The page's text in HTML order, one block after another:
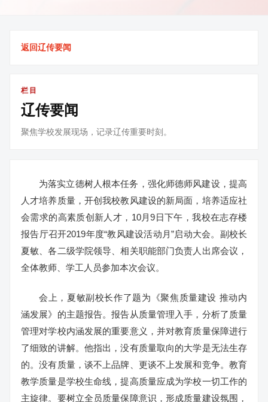
返回辽传要闻
栏目
辽传要闻
聚焦学校发展现场，记录辽传重要时刻。
为落实立德树人根本任务，强化师德师风建设，提高
人才培养质量，开创我校教风建设的新局面，培养适应社
会需求的高素质创新人才，10月9日下午，我校在志存楼
报告厅召开2019年度“教风建设活动月”启动大会。副校长
夏敏、各二级学院领导、相关职能部门负责人出席会议，
全体教师、学工人员参加本次会议。
会上，夏敏副校长作了题为《聚焦质量建设 推动内
涵发展》的主题报告。报告从质量管理入手，分析了质量
管理对学校内涵发展的重要意义，并对教育质量保障进行
了细致的讲解。他指出，没有质量取向的大学是无法生存
的。没有质量，谈不上品牌、更谈不上发展和竞争。教育
教学质量是学校生命线，提高质量应成为学校一切工作的
主旋律。要树立全员质量保障意识，形成质量建设氛围，